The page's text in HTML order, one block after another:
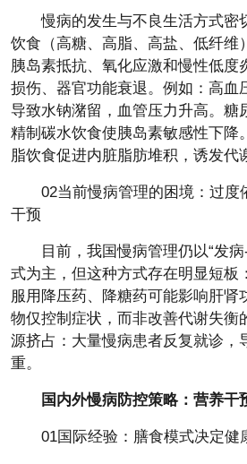
慢病的发生与不良生活方式密
饮食（高糖、高脂、高盐、低纤维
胰岛素抵抗、氧化应激和慢性低度
损伤、器官功能衰退。例如：高血
导致水钠潴留，血管压力升高。糖
精制碳水饮食使胰岛素敏感性下降
脂饮食促进内脏脂肪堆积，诱发代
02当前慢病管理的困境：过度
干预
目前，我国慢病管理仍以“发
式为主，但这种方式存在明显短板
服用降压药、降糖药可能影响肝肾
物仅控制症状，而非改善代谢失衡
源挤占：大量慢病患者反复就诊，
重。
国内外慢病防控策略：营养干
01国际经验：膳食模式决定健